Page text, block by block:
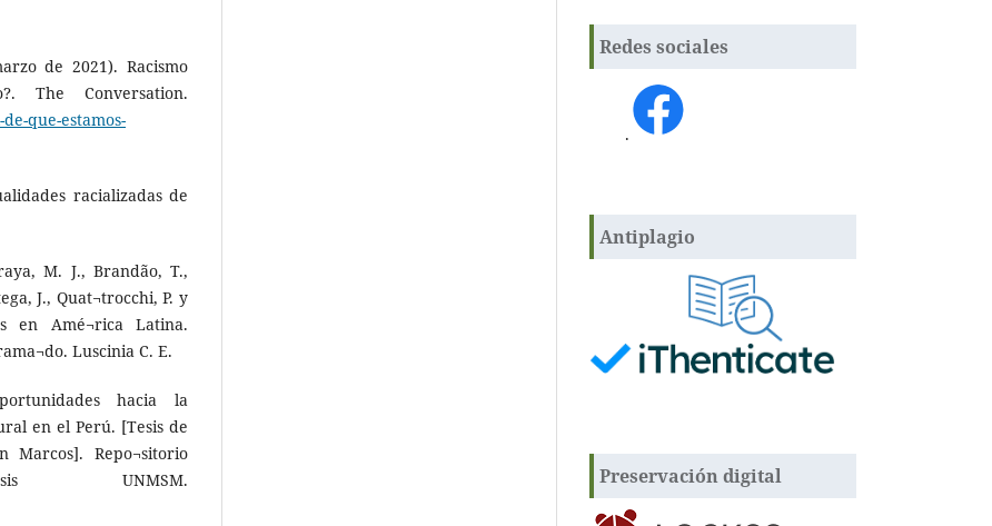
de 2021). Racismo
The Conversation.
que-estamos-
racializadas de
M. J., Brandão, T.,
J., Quat¬trocchi, P. y
en Amé¬rica Latina.
Luscinia C. E.
hacia la
en el Perú. [Tesis de
Marcos]. Repo¬sitorio
UNMSM.
Redes sociales
.
Antiplagio
Preservación digital